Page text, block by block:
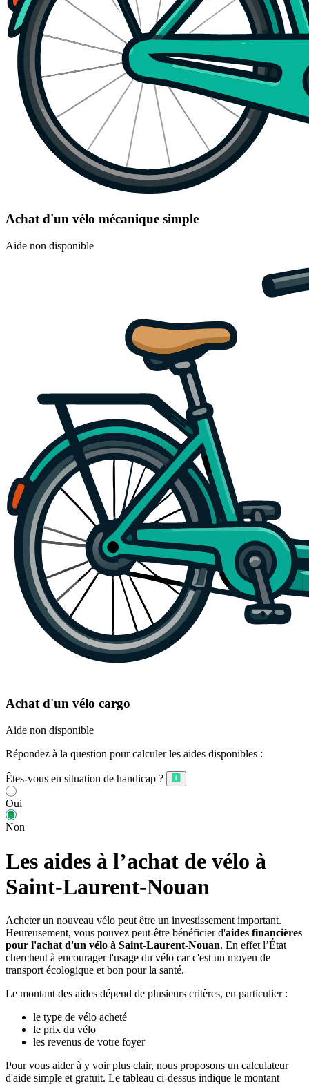
Achat d'un vélo mécanique simple
Aide non disponible
Achat d'un vélo cargo
Aide non disponible
Répondez à la question pour calculer les aides disponibles :
Êtes-vous en situation de handicap ?
Oui
Non
Les aides à l’achat de vélo à
Saint-Laurent-Nouan
Acheter un nouveau vélo peut être un investissement important.
Heureusement, vous pouvez peut-être bénéficier d'aides financières
pour l'achat d'un vélo à Saint-Laurent-Nouan. En effet l’État
cherchent à encourager l'usage du vélo car c'est un moyen de
transport écologique et bon pour la santé.
Le montant des aides dépend de plusieurs critères, en particulier :
le type de vélo acheté
le prix du vélo
les revenus de votre foyer
Pour vous aider à y voir plus clair, nous proposons un calculateur
d'aide simple et gratuit. Le tableau ci-dessus indique le montant